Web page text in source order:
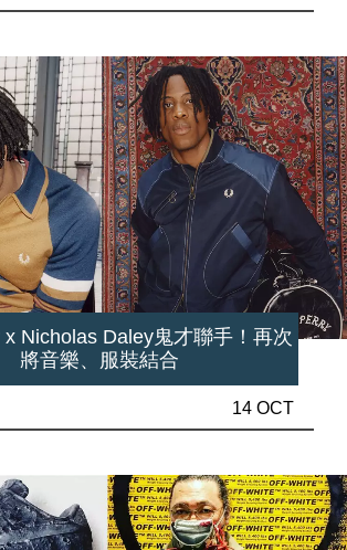
x Nicholas Daley鬼才聯手！再次
將音樂、服裝結合
14 OCT